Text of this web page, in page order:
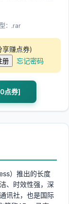
：.rar
享赚点券)
忘记密码
点券]
）推出的长度
、时效性强，深
讯社，也是国际